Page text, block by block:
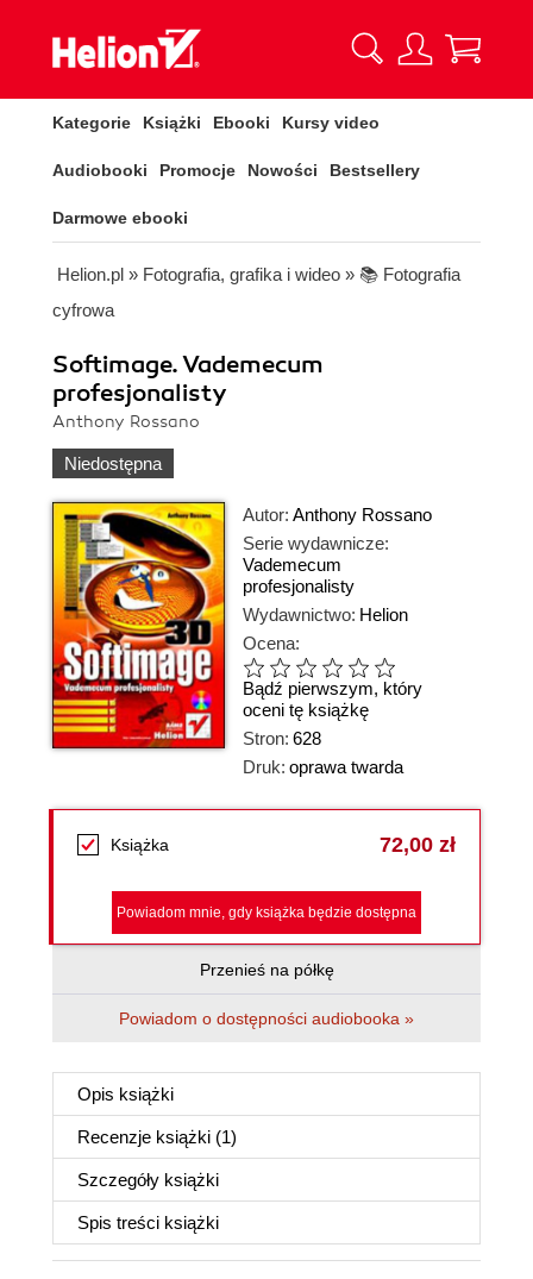
Kategorie Książki Ebooki Kursy video
Audiobooki Promocje Nowości Bestsellery
Darmowe ebooki
Helion.pl » Fotografia, grafika i wideo » 📚 Fotografia
cyfrowa
Softimage. Vademecum
profesjonalisty
Anthony Rossano
Niedostępna
Autor: Anthony Rossano
Serie wydawnicze:
Vademecum
profesjonalisty
Wydawnictwo: Helion
Ocena:
Bądź pierwszym, który
oceni tę książkę
Stron: 628
Druk: oprawa twarda
Książka 72,00 zł
Powiadom mnie, gdy książka będzie dostępna
Przenieś na półkę
Powiadom o dostępności audiobooka »
Opis książki
Recenzje książki (1)
Szczegóły książki
Spis treści książki